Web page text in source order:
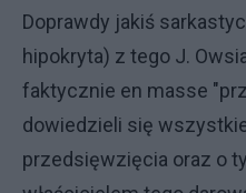
Doprawdy jakiś
hipokryta) z tego J.
faktycznie en masse
dowiedzieli się
przedsięwzięcia oraz o